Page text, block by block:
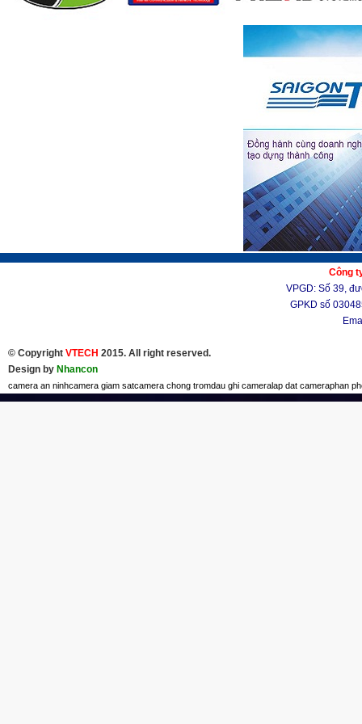
Công
VPGD: Số 39,
GPKD số
© Copyright VTECH 2015. All right reserved.
Design by Nhancon
camera an ninhcamera giam satcamera chong tromdau ghi cameralap dat cameraphan